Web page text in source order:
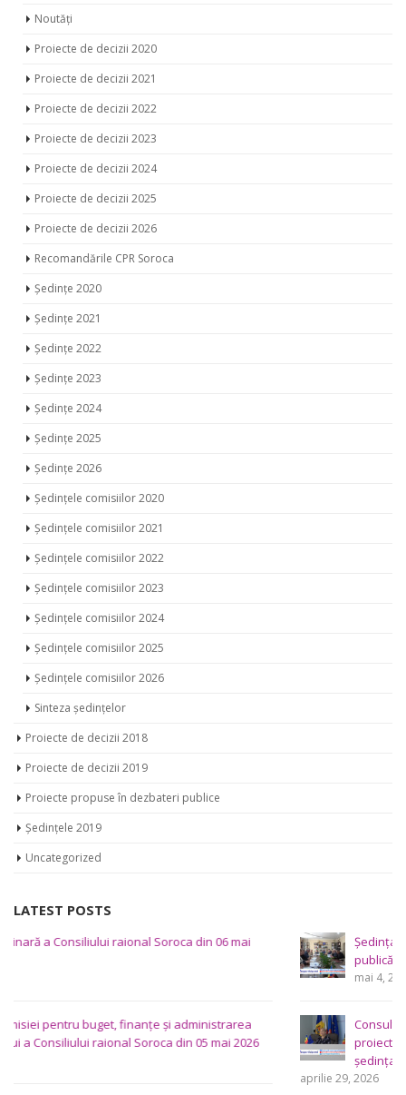
PROCES DECIZIONAL CR
Noutăți
Proiecte de decizii 2020
Proiecte de decizii 2021
Proiecte de decizii 2022
Proiecte de decizii 2023
Proiecte de decizii 2024
Proiecte de decizii 2025
Proiecte de decizii 2026
Recomandările CPR Soroca
Ședințe 2020
Ședințe 2021
Ședințe 2022
Ședințe 2023
Ședințe 2024
Ședințe 2025
Ședințe 2026
Ședințele comisiilor 2020
Ședințele comisiilor 2021
Ședințele comisiilor 2022
Ședințele comisiilor 2023
Ședințele comisiilor 2024
Ședințele comisiilor 2025
Ședințele comisiilor 2026
Sinteza ședințelor
Proiecte de decizii 2018
Proiecte de decizii 2019
Proiecte propuse în dezbateri publice
Ședințele 2019
LATEST POSTS
Ședința Comisiei pentru întrebări juridice şi administraţie
Consultări publice ale Consiliului Raional Soroca pentru
proiectele de decizie planificate pentru a fi analizate la